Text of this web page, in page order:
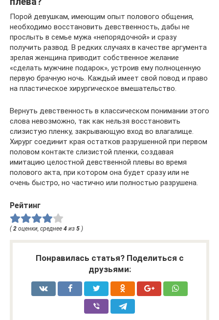
Порой девушкам, имеющим опыт полового общения,
необходимо восстановить девственность, дабы не
прослыть в семье мужа «непорядочной» и сразу
получить развод. В редких случаях в качестве аргумента
зрелая женщина приводит собственное желание
«сделать мужчине подарок», устроив ему полноценную
первую брачную ночь. Каждый имеет свой повод и право
на пластическое хирургическое вмешательство.
Вернуть девственность в классическом понимании этого
слова невозможно, так как нельзя восстановить
слизистую пленку, закрывающую вход во влагалище.
Хирург соединит края остатков разрушенной при первом
половом контакте слизистой пленки, создавая
имитацию целостной девственной плевы во время
полового акта, при котором она будет сразу или не
очень быстро, но частично или полностью разрушена.
Рейтинг
(2 оценки, среднее 4 из 5 )
Понравилась статья? Поделиться с
друзьями: